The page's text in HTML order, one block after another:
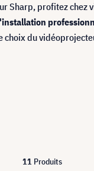
Sharp, profitez chez
choix du
11 Produits